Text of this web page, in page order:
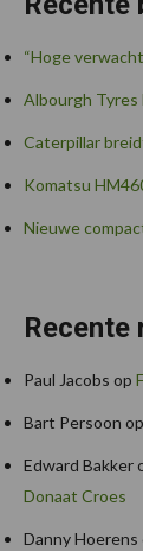
“Hoge
Albourgh
Caterpillar
Komatsu
Nieuwe
Recente
Paul Jacobs op
Bart Persoon op
Edward Bakker
Donaat Croes
Danny Hoerens